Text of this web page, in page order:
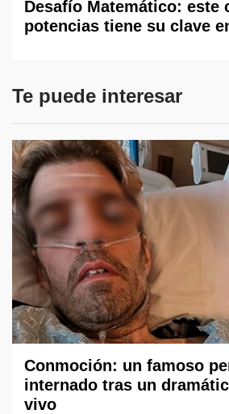
Desafío Matemático: este
potencias tiene su clave
Te puede interesar
Conmoción: un famoso
internado tras un
vivo